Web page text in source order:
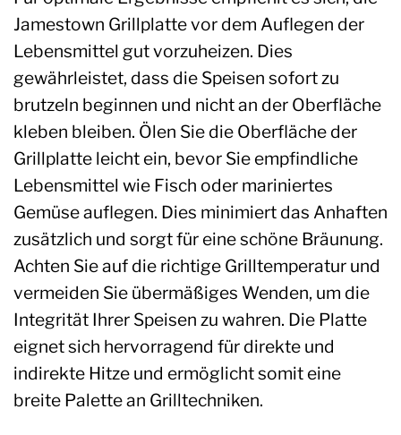
Jamestown Grillplatte vor dem Auflegen der
Lebensmittel gut vorzuheizen. Dies
gewährleistet, dass die Speisen sofort zu
brutzeln beginnen und nicht an der Oberfläche
kleben bleiben. Ölen Sie die Oberfläche der
Grillplatte leicht ein, bevor Sie empfindliche
Lebensmittel wie Fisch oder mariniertes
Gemüse auflegen. Dies minimiert das Anhaften
zusätzlich und sorgt für eine schöne Bräunung.
Achten Sie auf die richtige Grilltemperatur und
vermeiden Sie übermäßiges Wenden, um die
Integrität Ihrer Speisen zu wahren. Die Platte
eignet sich hervorragend für direkte und
indirekte Hitze und ermöglicht somit eine
breite Palette an Grilltechniken.